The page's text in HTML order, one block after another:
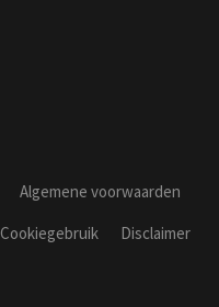
Algemene voorwaarden
Cookiegebruik
Disclaimer